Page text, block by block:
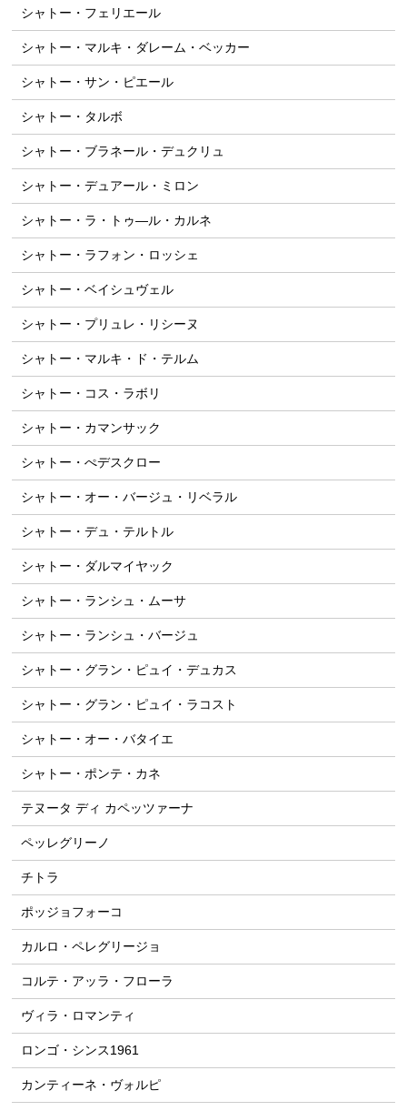
シャトー・フェリエール
シャトー・マルキ・ダレーム・ベッカー
シャトー・サン・ピエール
シャトー・タルボ
シャトー・ブラネール・デュクリュ
シャトー・デュアール・ミロン
シャトー・ラ・トゥ―ル・カルネ
シャトー・ラフォン・ロッシェ
シャトー・ベイシュヴェル
シャトー・プリュレ・リシーヌ
シャトー・マルキ・ド・テルム
シャトー・コス・ラボリ
シャトー・カマンサック
シャトー・ぺデスクロー
シャトー・オー・バージュ・リベラル
シャトー・デュ・テルトル
シャトー・ダルマイヤック
シャトー・ランシュ・ムーサ
シャトー・ランシュ・バージュ
シャトー・グラン・ピュイ・デュカス
シャトー・グラン・ピュイ・ラコスト
シャトー・オー・バタイエ
シャトー・ポンテ・カネ
テヌータ ディ カペッツァーナ
ペッレグリーノ
チトラ
ポッジョフォーコ
カルロ・ペレグリージョ
コルテ・アッラ・フローラ
ヴィラ・ロマンティ
ロンゴ・シンス1961
カンティーネ・ヴォルピ